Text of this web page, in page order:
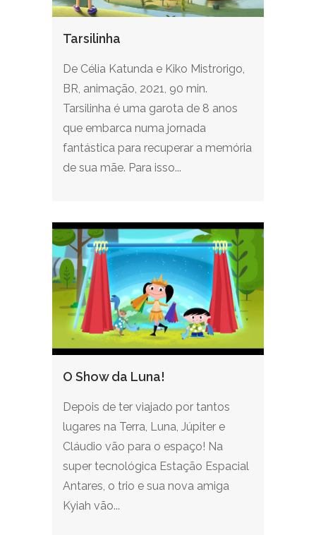
Tarsilinha
De Célia Katunda e Kiko Mistrorigo,
BR, animação, 2021, 90 min.
Tarsilinha é uma garota de 8 anos
que embarca numa jornada
fantástica para recuperar a memória
de sua mãe. Para isso...
O Show da Luna!
Depois de ter viajado por tantos
lugares na Terra, Luna, Júpiter e
Cláudio vão para o espaço! Na
super tecnológica Estação Espacial
Antares, o trio e sua nova amiga
Kyiah vão...